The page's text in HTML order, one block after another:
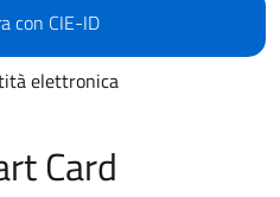
con CIE-ID
elettronica
Card